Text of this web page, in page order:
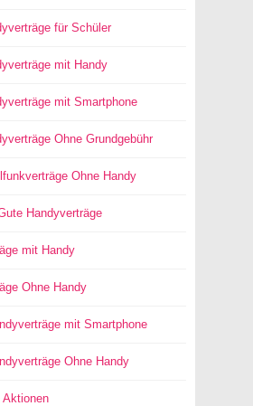
für Schüler
mit Handy
mit Smartphone
Ohne Grundgebühr
Ohne Handy
Handyverträge
mit Handy
Ohne Handy
mit Smartphone
Ohne Handy
Aktionen